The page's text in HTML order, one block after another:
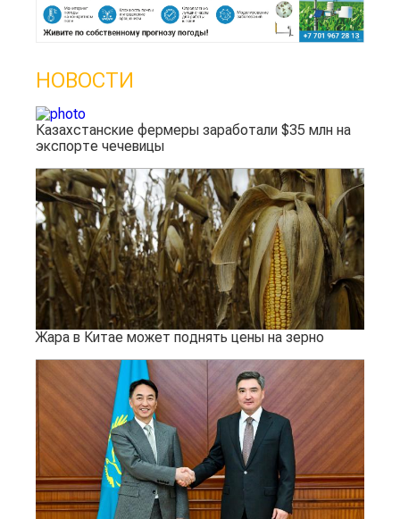
НОВОСТИ
Казахстанские фермеры заработали $35 млн на
экспорте чечевицы
Жара в Китае может поднять цены на зерно